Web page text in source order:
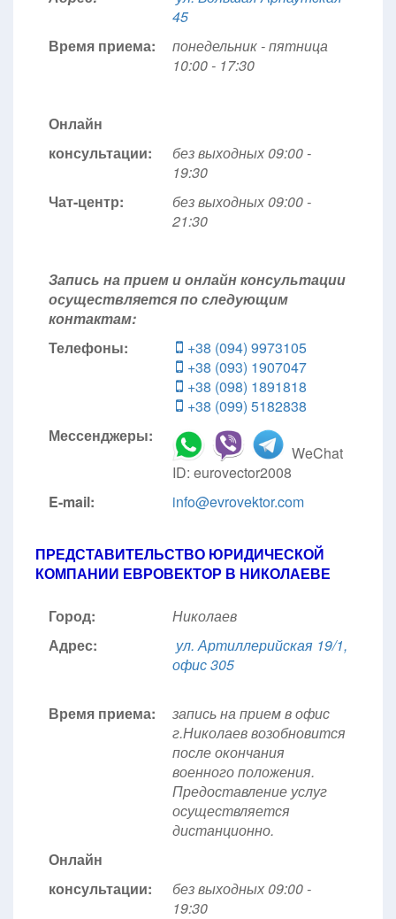
45
Время приема:
понедельник - пятница
10:00 - 17:30
Онлайн
консультации:
без выходных 09:00 -
19:30
Чат-центр:
без выходных 09:00 -
21:30
Запись на прием и онлайн консультации
осуществляется по следующим
контактам:
Телефоны:
+38 (094) 9973105
+38 (093) 1907047
+38 (098) 1891818
+38 (099) 5182838
Мессенджеры:
WeChat
ID: eurovector2008
E-mail:
info@evrovektor.com
ПРЕДСТАВИТЕЛЬСТВО ЮРИДИЧЕСКОЙ
КОМПАНИИ ЕВРОВЕКТОР В НИКОЛАЕВЕ
Город:
Николаев
Адрес:
ул. Артиллерийская 19/1,
офис 305
Время приема:
запись на прием в офис
г.Николаев возобновится
после окончания
военного положения.
Предоставление услуг
осуществляется
дистанционно.
Онлайн
консультации:
без выходных 09:00 -
19:30